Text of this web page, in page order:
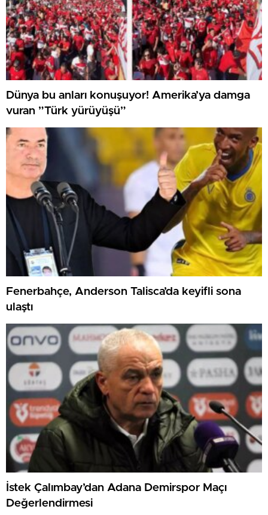
Dünya bu anları konuşuyor! Amerika’ya damga
vuran ”Türk yürüyüşü”
Fenerbahçe, Anderson Talisca’da keyifli sona
ulaştı
İstek Çalımbay’dan Adana Demirspor Maçı
Değerlendirmesi